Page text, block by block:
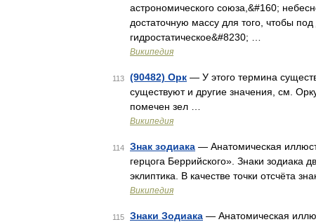
астрономического союза,&#160;
достаточную массу для того, чтобы
гидростатическое&#8230; …
Википедия
113 (90482) Орк — У этого термина
существуют и другие значения, см.
помечен зел …
Википедия
114 Знак зодиака — Анатомическая
герцога Беррийского». Знаки зодиака
эклиптика. В качестве точки отсчёта
Википедия
115 Знаки Зодиака — Анатомическая